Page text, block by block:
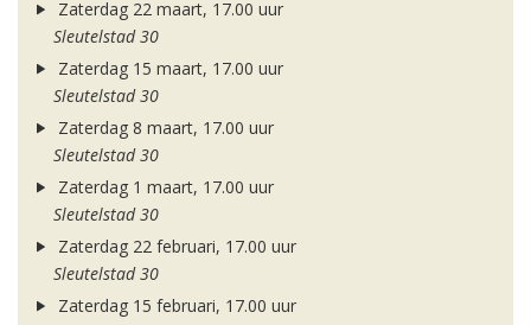
Zaterdag 22 maart, 17.00 uur
Sleutelstad 30
Zaterdag 15 maart, 17.00 uur
Sleutelstad 30
Zaterdag 8 maart, 17.00 uur
Sleutelstad 30
Zaterdag 1 maart, 17.00 uur
Sleutelstad 30
Zaterdag 22 februari, 17.00 uur
Sleutelstad 30
Zaterdag 15 februari, 17.00 uur